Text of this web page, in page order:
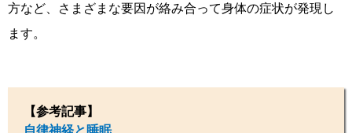
方など、さまざまな要因が絡み合って身体の症状が発現し
ます。
【参考記事】
自律神経と睡眠